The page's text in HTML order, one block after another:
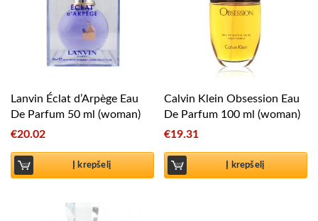
Lanvin Éclat d’Arpège Eau
De Parfum 50 ml (woman)
€20.02
Į krepšelį
Calvin Klein Obsession Eau
De Parfum 100 ml (woman)
€19.31
Į krepšelį